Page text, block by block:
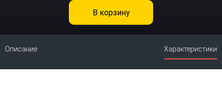
В корзину
Описание Характеристики